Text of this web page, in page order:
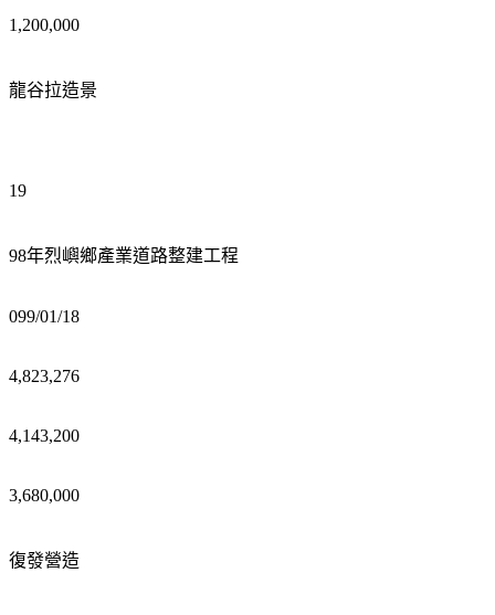
1,200,000
龍谷拉造景
19
98年烈嶼鄉產業道路整建工程
099/01/18
4,823,276
4,143,200
3,680,000
復發營造